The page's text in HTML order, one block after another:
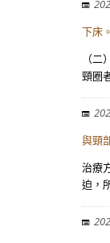
下床
（
頸圈
與頸
治療
迫，